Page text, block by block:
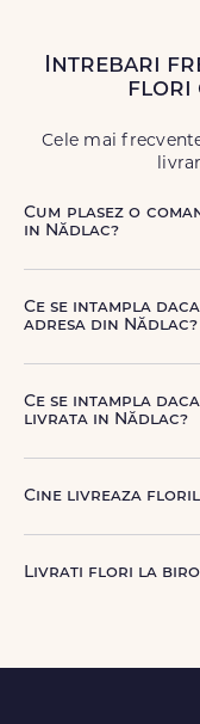
Livrăm buchete de
să poți adresa un
Intrebari
flori
Cele mai
Cum plasez o
in Nădlac?
produsul dorit,
Nădlac. sau poti
Ce se intampla
adresa din Nădlac?
numarul de telefon
te contactam pentru
Ce se intampla
livrata in Nădlac?
astfel incat poti
Cine livreaza
parteneri de
Livrati flori la
utile (nume